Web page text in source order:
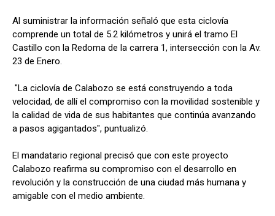
Al suministrar la información señaló que esta ciclovía
comprende un total de 5.2 kilómetros y unirá el tramo El
Castillo con la Redoma de la carrera 1, intersección con la Av.
23 de Enero.
"La ciclovía de Calabozo se está construyendo a toda
velocidad, de allí el compromiso con la movilidad sostenible y
la calidad de vida de sus habitantes que continúa avanzando
a pasos agigantados", puntualizó.
El mandatario regional precisó que con este proyecto
Calabozo reafirma su compromiso con el desarrollo en
revolución y la construcción de una ciudad más humana y
amigable con el medio ambiente.